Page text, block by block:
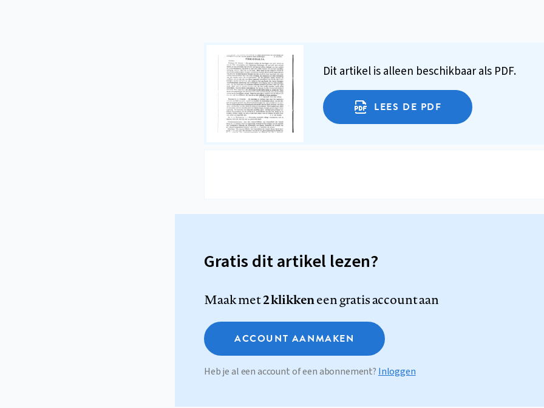
Dit artikel is alleen beschikbaar als PDF.
LEES DE PDF
Gratis dit artikel lezen?
Maak met2 klikkeneen gratis account aan
ACCOUNT AANMAKEN
Heb je al een account of een abonnement? Inloggen